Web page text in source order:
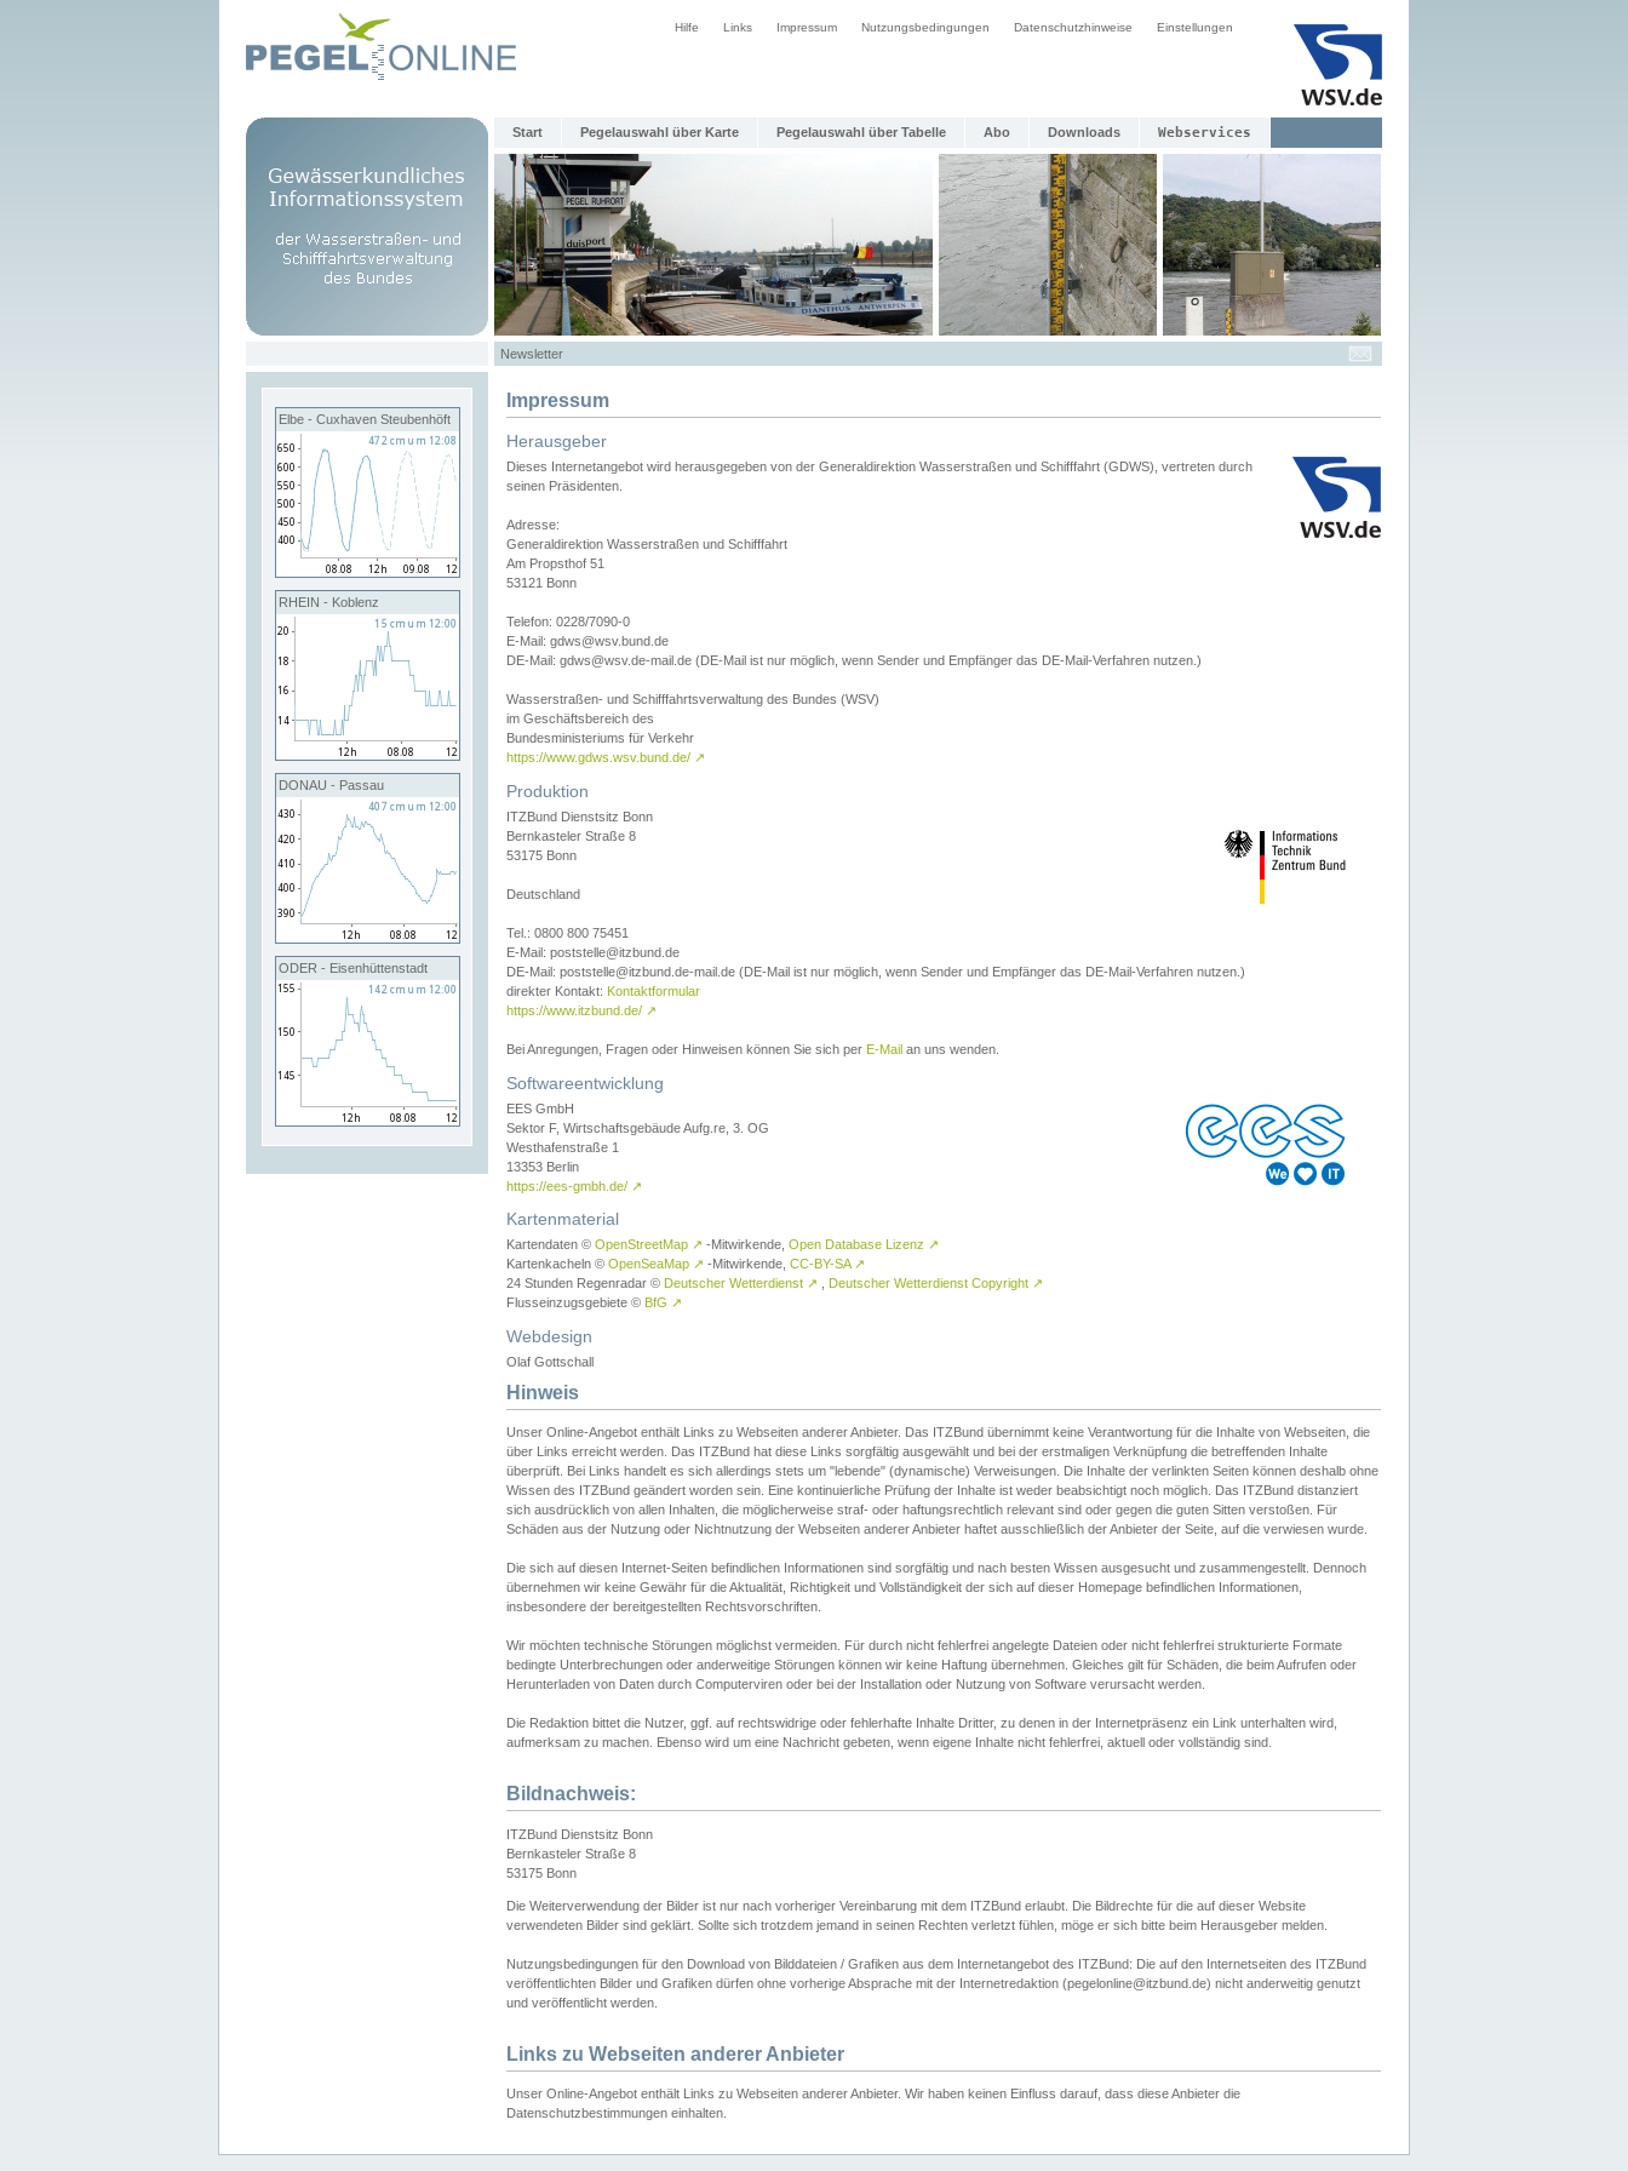
Hilfe Links Impressum Nutzungsbedingungen Datenschutzhinweise Einstellungen
Start Pegelauswahl über Karte Pegelauswahl über Tabelle Abo Downloads Webservices
Newsletter
Elbe - Cuxhaven Steubenhöft
RHEIN - Koblenz
DONAU - Passau
ODER - Eisenhüttenstadt
Impressum
Herausgeber
Dieses Internetangebot wird herausgegeben von der Generaldirektion Wasserstraßen und Schifffahrt (GDWS), vertreten durch
seinen Präsidenten.
Adresse:
Generaldirektion Wasserstraßen und Schifffahrt
Am Propsthof 51
53121 Bonn
Telefon: 0228/7090-0
E-Mail: gdws@wsv.bund.de
DE-Mail: gdws@wsv.de-mail.de (DE-Mail ist nur möglich, wenn Sender und Empfänger das DE-Mail-Verfahren nutzen.)
Wasserstraßen- und Schifffahrtsverwaltung des Bundes (WSV)
im Geschäftsbereich des
Bundesministeriums für Verkehr
https://www.gdws.wsv.bund.de/ ↗
Produktion
ITZBund Dienstsitz Bonn
Bernkasteler Straße 8
53175 Bonn
Deutschland
Tel.: 0800 800 75451
E-Mail: poststelle@itzbund.de
DE-Mail: poststelle@itzbund.de-mail.de (DE-Mail ist nur möglich, wenn Sender und Empfänger das DE-Mail-Verfahren nutzen.)
direkter Kontakt: Kontaktformular
https://www.itzbund.de/ ↗
Bei Anregungen, Fragen oder Hinweisen können Sie sich per E-Mail an uns wenden.
Softwareentwicklung
EES GmbH
Sektor F, Wirtschaftsgebäude Aufg.re, 3. OG
Westhafenstraße 1
13353 Berlin
https://ees-gmbh.de/ ↗
Kartenmaterial
Kartendaten © OpenStreetMap ↗ -Mitwirkende, Open Database Lizenz ↗
Kartenkacheln © OpenSeaMap ↗ -Mitwirkende, CC-BY-SA ↗
24 Stunden Regenradar © Deutscher Wetterdienst ↗ Deutscher Wetterdienst Copyright ↗
Flusseinzugsgebiete © BfG ↗
Webdesign
Olaf Gottschall
Hinweis
Unser Online-Angebot enthält Links zu Webseiten anderer Anbieter. Das ITZBund übernimmt keine Verantwortung für die Inhalte von Webseiten, die
über Links erreicht werden. Das ITZBund hat diese Links sorgfältig ausgewählt und bei der erstmaligen Verknüpfung die betreffenden Inhalte
überprüft. Bei Links handelt es sich allerdings stets um "lebende" (dynamische) Verweisungen. Die Inhalte der verlinkten Seiten können deshalb ohne
Wissen des ITZBund geändert worden sein. Eine kontinuierliche Prüfung der Inhalte ist weder beabsichtigt noch möglich. Das ITZBund distanziert
sich ausdrücklich von allen Inhalten, die möglicherweise straf- oder haftungsrechtlich relevant sind oder gegen die guten Sitten verstoßen. Für
Schäden aus der Nutzung oder Nichtnutzung der Webseiten anderer Anbieter haftet ausschließlich der Anbieter der Seite, auf die verwiesen wurde.
Die sich auf diesen Internet-Seiten befindlichen Informationen sind sorgfältig und nach besten Wissen ausgesucht und zusammengestellt. Dennoch
übernehmen wir keine Gewähr für die Aktualität, Richtigkeit und Vollständigkeit der sich auf dieser Homepage befindlichen Informationen,
insbesondere der bereitgestellten Rechtsvorschriften.
Wir möchten technische Störungen möglichst vermeiden. Für durch nicht fehlerfrei angelegte Dateien oder nicht fehlerfrei strukturierte Formate
bedingte Unterbrechungen oder anderweitige Störungen können wir keine Haftung übernehmen. Gleiches gilt für Schäden, die beim Aufrufen oder
Herunterladen von Daten durch Computerviren oder bei der Installation oder Nutzung von Software verursacht werden.
Die Redaktion bittet die Nutzer, ggf. auf rechtswidrige oder fehlerhafte Inhalte Dritter, zu denen in der Internetpräsenz ein Link unterhalten wird,
aufmerksam zu machen. Ebenso wird um eine Nachricht gebeten, wenn eigene Inhalte nicht fehlerfrei, aktuell oder vollständig sind.
Bildnachweis:
ITZBund Dienstsitz Bonn
Bernkasteler Straße 8
53175 Bonn
Die Weiterverwendung der Bilder ist nur nach vorheriger Vereinbarung mit dem ITZBund erlaubt. Die Bildrechte für die auf dieser Website
verwendeten Bilder sind geklärt. Sollte sich trotzdem jemand in seinen Rechten verletzt fühlen, möge er sich bitte beim Herausgeber melden.
Nutzungsbedingungen für den Download von Bilddateien / Grafiken aus dem Internetangebot des ITZBund: Die auf den Internetseiten des ITZBund
veröffentlichten Bilder und Grafiken dürfen ohne vorherige Absprache mit der Internetredaktion (pegelonline@itzbund.de) nicht anderweitig genutzt
und veröffentlicht werden.
Links zu Webseiten anderer Anbieter
Unser Online-Angebot enthält Links zu Webseiten anderer Anbieter. Wir haben keinen Einfluss darauf, dass diese Anbieter die
Datenschutzbestimmungen einhalten.